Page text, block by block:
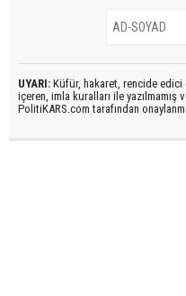
UYARI: Küfür, hakaret, rencide edici
içeren, imla kuralları ile yazılmamış
PolitiKARS.com tarafından